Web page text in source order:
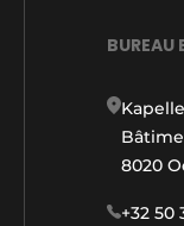
BUREAU
8020
+32 50